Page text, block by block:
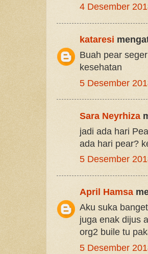
4 Desember
kataresi
Buah pear
kesehatan
5 Desember
Sara Neyrhiza
jadi ada hari
ada hari pear?
5 Desember
April Hamsa
Aku suka
juga enak dijus
org2 buile tu
5 Desember